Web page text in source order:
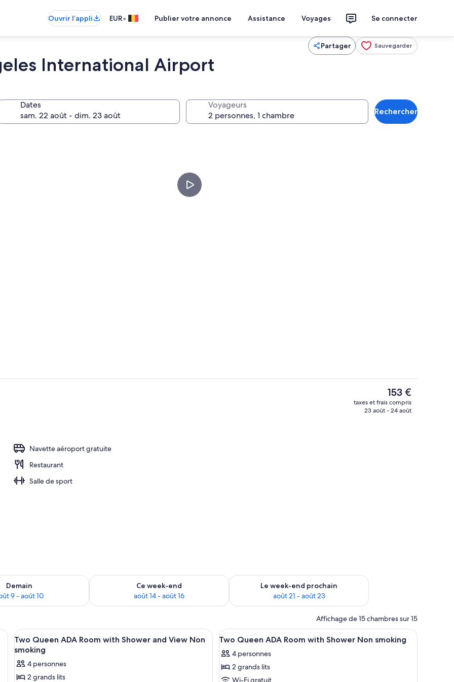
Ouvrir l’appli EUR• Publier votre annonce Assistance Voyages Se connecter
Partager Sauvegarder
International Airport
Dates Voyageurs
Rechercher
Navette aéroport gratuite
Restaurant
Salle de sport
Le
prix
actuel
153 €
taxes et frais compris
23 août - 24 août
Demain
9 - août 10
pour demain août 9 - août 10
Ce week-end
août 14 - août 16
Vérifier la disponibilité pour ce week-end août 14 - août 16
Le week-end prochain
août 21 - août 23
Vérifier la disponibilité pour le week-end prochain août 21 -
Affichage de 15 chambres sur 15
Afficher
toutes
les
photos
Literie de qualité supérieure, surmatelas
5
Two Queen ADA Room with Shower and View Non
smoking
4 personnes
2 grands lits
Afficher
toutes
les
photos
Literie de qualité supérieure, surmatelas
1
Two Queen ADA Room with Shower Non smoking
4 personnes
2 grands lits
Wi-Fi gratuit